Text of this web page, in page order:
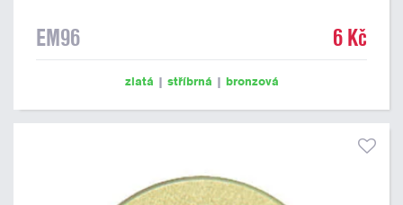
EM96 6 Kč
zlatá | stříbrná | bronzová